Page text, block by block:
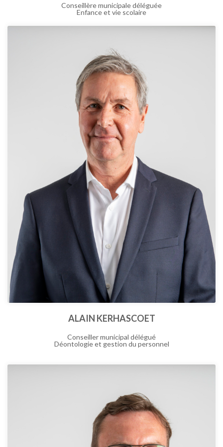
Conseillère municipale déléguée
Enfance et vie scolaire
ALAIN KERHASCOET
Conseiller municipal délégué
Déontologie et gestion du personnel